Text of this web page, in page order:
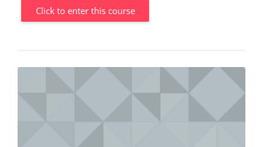
Click to enter this course